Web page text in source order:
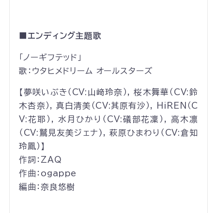
■エンディング主題歌
｢ノーギフテッド」
歌：ウタヒメドリーム オールスターズ
【夢咲いぶき（CV:山﨑玲奈）, 桜木舞華（CV:鈴
木杏奈）, 真白清美（CV:其原有沙）, HiREN（C
V:花耶）, 水月ひかり（CV:礒部花凜）, 高木凛
（CV:鷲見友美ジェナ), 萩原ひまわり（CV:倉知
玲鳳）】
作詞：ZAQ
作曲：ogappe
編曲：奈良悠樹